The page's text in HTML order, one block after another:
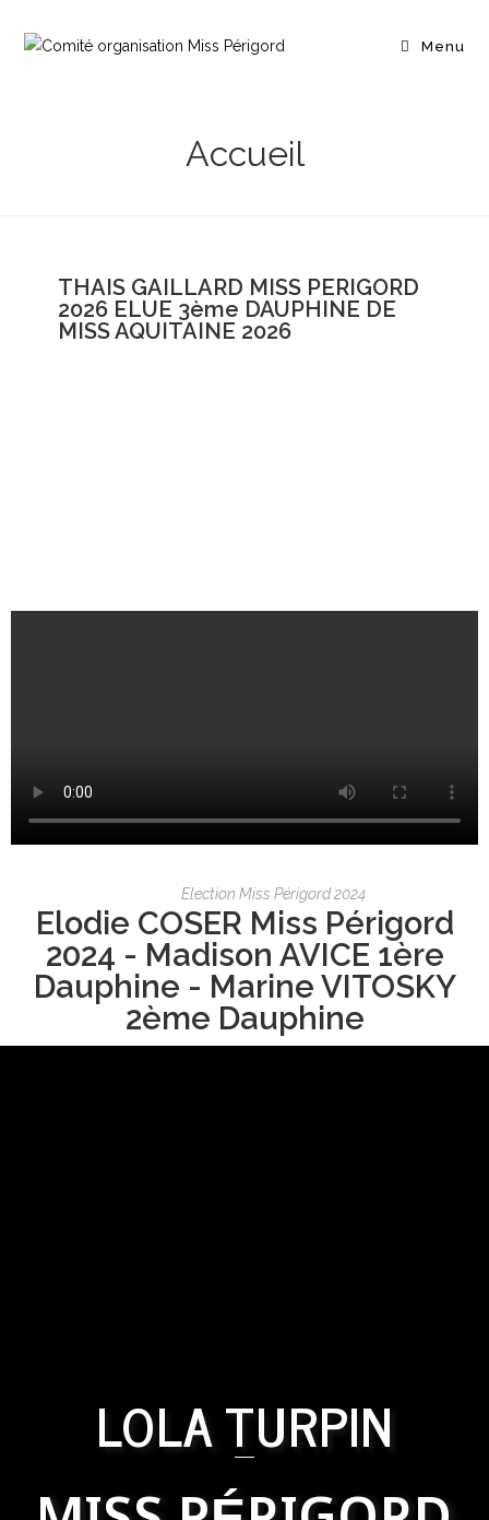
Menu
Accueil
THAIS GAILLARD MISS PERIGORD
2026 ELUE 3ème DAUPHINE DE
MISS AQUITAINE 2026
Election Miss Périgord 2024
Elodie COSER Miss Périgord
2024 - Madison AVICE 1ère
Dauphine - Marine VITOSKY
2ème Dauphine
LOLA TURPIN